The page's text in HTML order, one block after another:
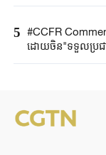
5 #CCFR
ដោយចិន"ទទួលប្រជ